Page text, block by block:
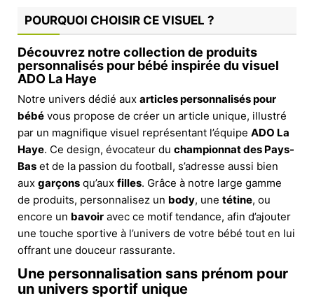
POURQUOI CHOISIR CE VISUEL ?
Découvrez notre collection de produits
personnalisés pour bébé inspirée du visuel
ADO La Haye
Notre univers dédié aux articles personnalisés pour
bébé vous propose de créer un article unique, illustré
par un magnifique visuel représentant l’équipe ADO La
Haye. Ce design, évocateur du championnat des Pays-
Bas et de la passion du football, s’adresse aussi bien
aux garçons qu’aux filles. Grâce à notre large gamme
de produits, personnalisez un body, une tétine, ou
encore un bavoir avec ce motif tendance, afin d’ajouter
une touche sportive à l’univers de votre bébé tout en lui
offrant une douceur rassurante.
Une personnalisation sans prénom pour
un univers sportif unique